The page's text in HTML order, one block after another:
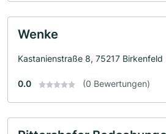
Wenke
Kastanienstraße 8, 75217 Birkenfeld
0.0 (0 Bewertungen)